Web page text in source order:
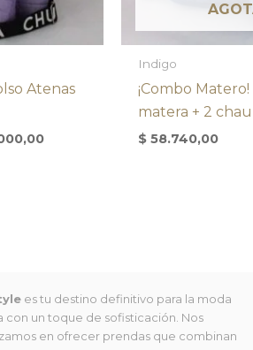
Atenas
Indigo
¡Combo
matera + 2
$ 58.740,00
es tu destino definitivo para la moda
con un toque de sofisticación. Nos
en ofrecer prendas que combinan